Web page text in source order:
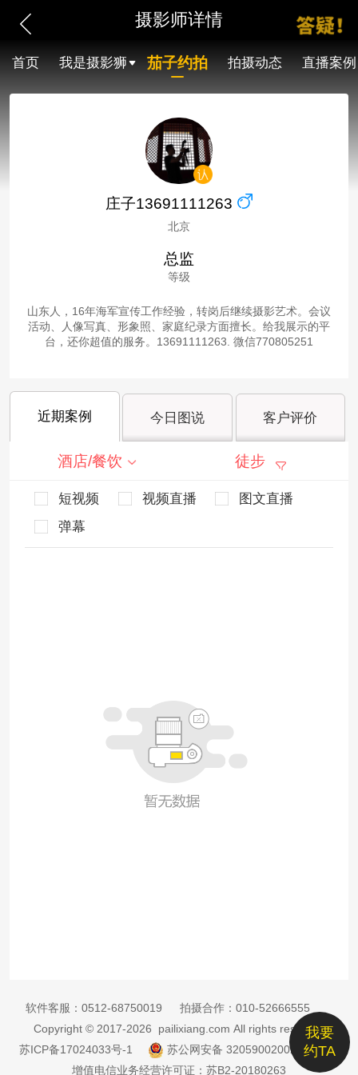
摄影师详情
首页 我是摄影狮 茄子约拍 拍摄动态 直播案例
庄子13691111263
北京
总监
等级
山东人，16年海军宣传工作经验，转岗后继续摄影艺术。会议
活动、人像写真、形象照、家庭纪录方面擅长。给我展示的平
台，还你超值的服务。13691111263. 微信770805251
近期案例 今日图说 客户评价
酒店/餐饮 徒步
短视频 视频直播
图文直播
弹幕
我要
约TA
软件客服： 0512-68750019 拍摄合作： 010-52666555
Copyright © 2017-2026 pailixiang.com All rights reserved
苏ICP备17024033号-1
苏公网安备 32059002002885号
增值电信业务经营许可证：苏B2-20180263